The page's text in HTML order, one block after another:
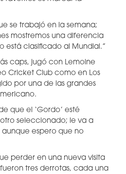
se trabajó en la semana;
mostremos una diferencia
está clasificado al Mundial.”
caps, jugó con Lemoine
Cricket Club como en Los
por una de las grandes
que el ‘Gordo’ esté
seleccionado; le va a
aunque espero que no
perder en una nueva visita
tres derrotas, cada una